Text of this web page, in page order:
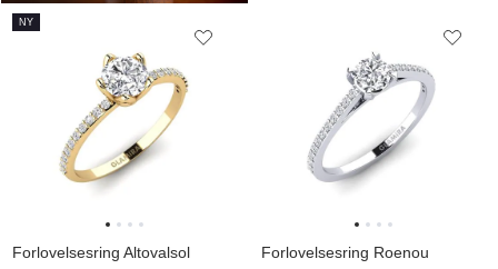
Forlovelsesring Altovalsol
NY
Forlovelsesring Roenou